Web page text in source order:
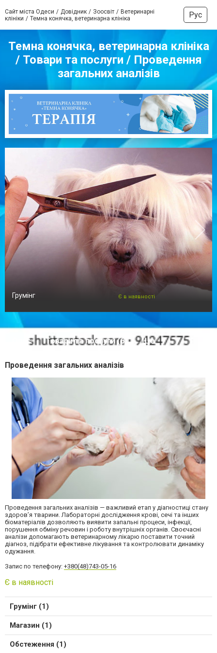
Сайт міста Одеси Довідник Зоосвіт
Ветеринарні
клініки
Темна конячка, ветеринарна клініка Рус
Темна конячка, ветеринарна клініка
/ Товари та послуги / Проведення
загальних аналізів
Грумінг Є в наявності
Опис Товари та послуги (6) Ще
Проведення загальних аналізів
Проведення загальних аналізів — важливий етап у діагностиці стану
здоров’я тварини. Лабораторні дослідження крові, сечі та інших
біоматеріалів дозволяють виявити запальні процеси, інфекції,
порушення обміну речовин і роботу внутрішніх органів. Своєчасні
аналізи допомагають ветеринарному лікарю поставити точний
діагноз, підібрати ефективне лікування та контролювати динаміку
одужання.
Запис по телефону: +380(48)743-05-16
Є в наявності
Грумінг (1)
Магазин (1)
Обстеження (1)